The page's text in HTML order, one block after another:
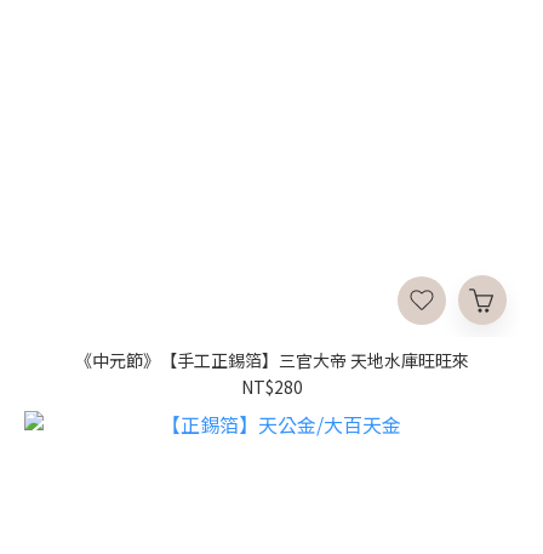
《中元節》【手工正錫箔】三官大帝 天地水庫旺旺來
NT$280